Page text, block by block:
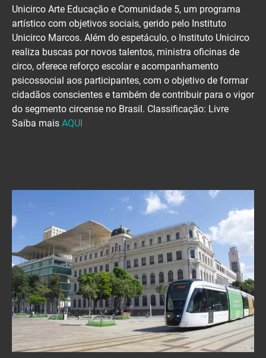
Unicirco Arte Educação e Comunidade 5, um programa
artístico com objetivos sociais, gerido pelo Instituto
Unicirco Marcos. Além do espetáculo, o Instituto Unicirco
realiza buscas por novos talentos, ministra oficinas de
circo, oferece reforço escolar e acompanhamento
psicossocial aos participantes, com o objetivo de formar
cidadãos conscientes e também de contribuir para o vigor
do segmento circense no Brasil. Classificação: Livre
Saiba mais AQUI